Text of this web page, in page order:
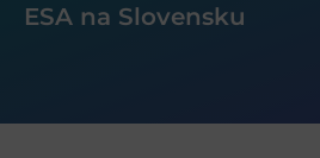
ESA na Slovensku